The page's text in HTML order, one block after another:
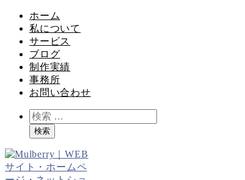
ホーム
私について
サービス
ブログ
制作実績
事務所
お問い合わせ
検
索検索